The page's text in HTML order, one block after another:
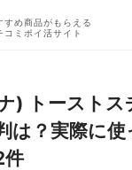
すめ商品がもらえる
コミポイ活サイト
) トーストス
は？実際に
件